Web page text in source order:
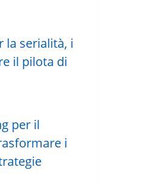
la serialità, i
il pilota di